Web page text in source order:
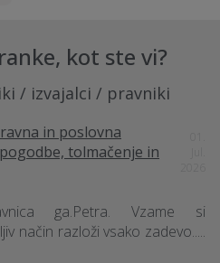
kot ste vi?
/ izvajalci / pravniki
in poslovna
tolmačenje in
ga.Petra. Vzame si
način razloži vsako zadevo.....